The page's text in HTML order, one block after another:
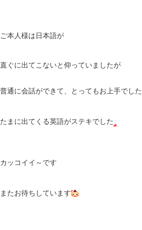
ご本人様は日本語が
直ぐに出てこないと仰っていましたが
普通に会話ができて、とってもお上手でした
たまに出てくる英語がステキでした
カッコイイ～です
またお待ちしています